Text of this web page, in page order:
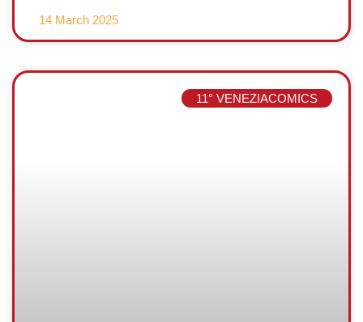
14 March 2025
11° VENEZIACOMICS